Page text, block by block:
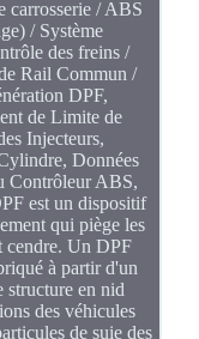
carrosserie / ABS
/ Système
des freins /
Rail Commun /
DPF,
de Limite de
Injecteurs,
Données
Contrôleur ABS,
est un dispositif
qui piège les
cendre. Un DPF
à partir d'un
structure en nid
des véhicules
de suie des